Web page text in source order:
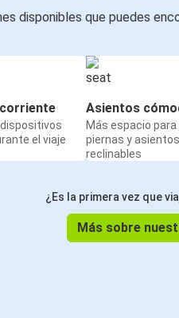
disponibles que puedes
el viaje
Asientos
Más espacio
piernas y asientos
reclinables
¿Es la primera vez que
Más sobre